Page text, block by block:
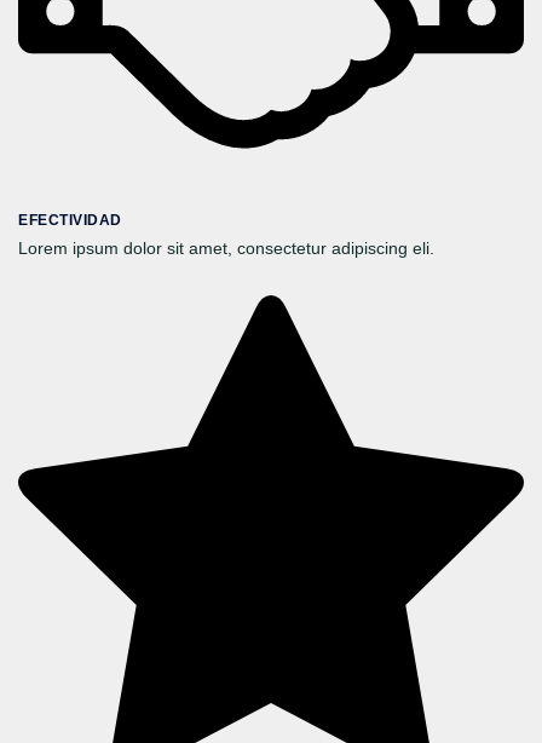
EFECTIVIDAD
Lorem ipsum dolor sit amet, consectetur adipiscing eli.